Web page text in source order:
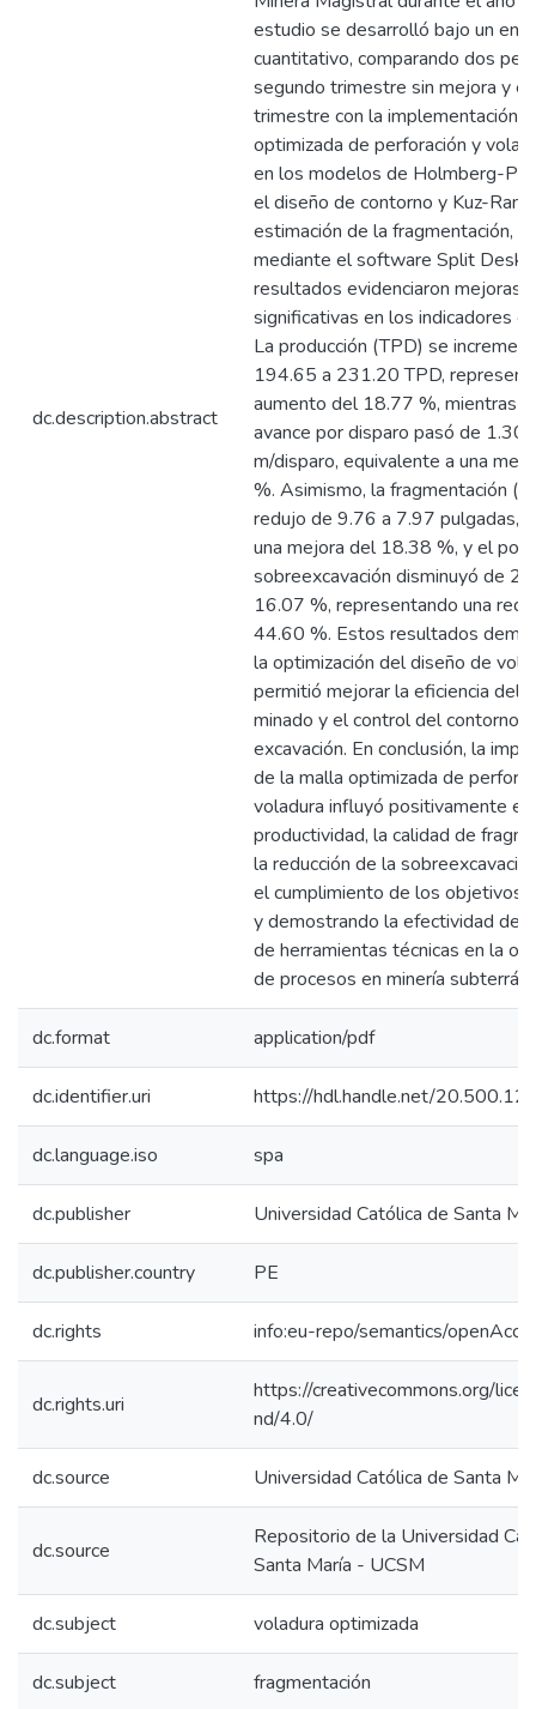
dc.description.abstract
estudio se desarrolló bajo un
cuantitativo, comparando dos
segundo trimestre sin mejora y
trimestre con la implementación
optimizada de perforación y
en los modelos de Holmberg-
el diseño de contorno y Kuz-Ram
estimación de la fragmentación,
mediante el software Split
resultados evidenciaron mejoras
significativas en los indicadores
La producción (TPD) se
194.65 a 231.20 TPD,
aumento del 18.77 %, mientras
avance por disparo pasó de 1.30
m/disparo, equivalente a una
%. Asimismo, la fragmentación
redujo de 9.76 a 7.97 pulgadas,
una mejora del 18.38 %, y el
sobreexcavación disminuyó de
16.07 %, representando una
44.60 %. Estos resultados
la optimización del diseño de
permitió mejorar la eficiencia del
minado y el control del contorno
excavación. En conclusión, la
de la malla optimizada de
voladura influyó positivamente
productividad, la calidad de
la reducción de la
el cumplimiento de los objetivos
y demostrando la efectividad de
de herramientas técnicas en la
de procesos en minería
dc.format application/pdf
dc.identifier.uri https://hdl.handle.net/
dc.language.iso spa
dc.publisher Universidad Católica de Santa
dc.publisher.country PE
dc.rights info:eu-repo/semantics/
dc.rights.uri
https://creativecommons.org/
nd/4.0/
dc.source Universidad Católica de Santa
dc.source
Repositorio de la Universidad
Santa María - UCSM
dc.subject voladura optimizada
dc.subject fragmentación